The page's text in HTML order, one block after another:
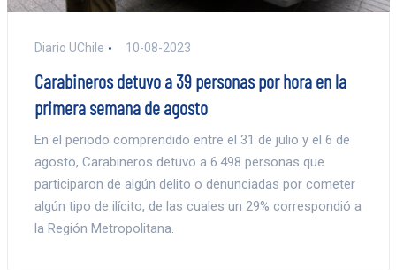
Diario UChile 10-08-2023
Carabineros detuvo a 39 personas por hora en la
primera semana de agosto
En el periodo comprendido entre el 31 de julio y el 6 de
agosto, Carabineros detuvo a 6.498 personas que
participaron de algún delito o denunciadas por cometer
algún tipo de ilícito, de las cuales un 29% correspondió a
la Región Metropolitana.